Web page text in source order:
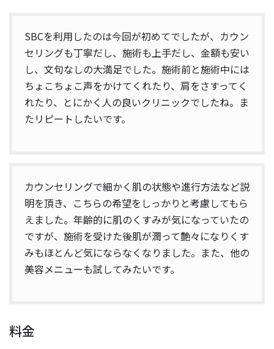
SBCを利用したのは今回が初めてでしたが、カウン
セリングも丁寧だし、施術も上手だし、金額も安い
し、文句なしの大満足でした。施術前と施術中には
ちょこちょこ声をかけてくれたり、肩をさすってく
れたり、とにかく人の良いクリニックでしたね。ま
たリピートしたいです。
カウンセリングで細かく肌の状態や進行方法など説
明を頂き、こちらの希望をしっかりと考慮してもら
えました。年齢的に肌のくすみが気になっていたの
ですが、施術を受けた後肌が潤って艶々になりくす
みもほとんど気にならなくなりました。また、他の
美容メニューも試してみたいです。
料金